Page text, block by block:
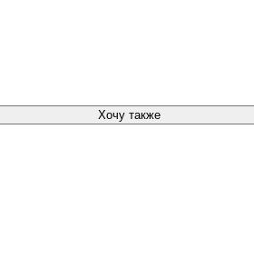
Хочу также